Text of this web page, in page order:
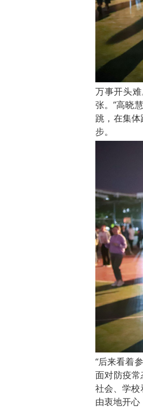
万事开头
张。”高晓
跳，在集
步。
“后来看着
面对防疫
社会、学
由衷地开心